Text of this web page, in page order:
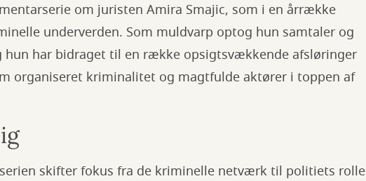
om juristen Amira Smajic, som i en årrække
underverden. Som muldvarp optog hun samtaler og
hun har bidraget til en række opsigtsvækkende afsløringer
organiseret kriminalitet og magtfulde aktører i toppen af
skifter fokus fra de kriminelle netværk til politiets rolle